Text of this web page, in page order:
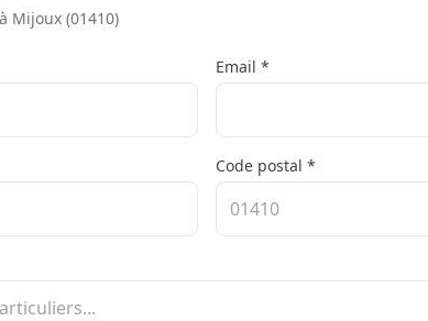
Mijoux (01410)
Email *
Code postal *